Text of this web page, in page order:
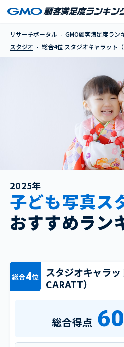
リサーチポータル GMO顧客満足度ラン
スタジオ
総合4位 スタジオキャラット（
2025年
子ども写真ス
おすすめラン
総合4位
スタジオキャラ
CARATT）
総合得点